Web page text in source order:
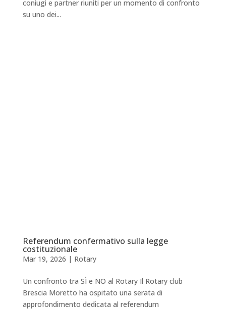
coniugi e partner riuniti per un momento di confronto
su uno dei...
Referendum confermativo sulla legge
costituzionale
Mar 19, 2026 | Rotary
Un confronto tra SÌ e NO al Rotary Il Rotary club
Brescia Moretto ha ospitato una serata di
approfondimento dedicata al referendum